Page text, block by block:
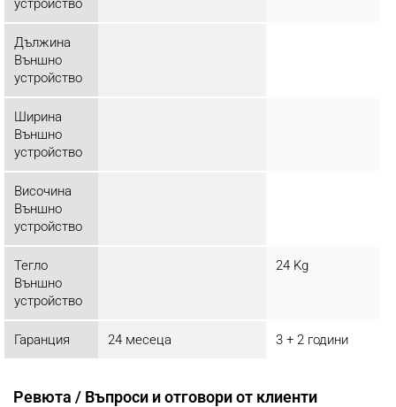
устройство
Дължина
Външно
устройство
Ширина
Външно
устройство
Височина
Външно
устройство
Тегло
Външно
устройство
24 Kg
Гаранция 24 месеца 3 + 2 години
Ревюта / Въпроси и отговори от клиенти